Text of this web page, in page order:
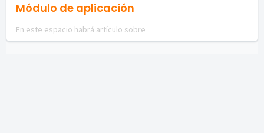
Módulo de aplicación
En este espacio habrá artículo sobre